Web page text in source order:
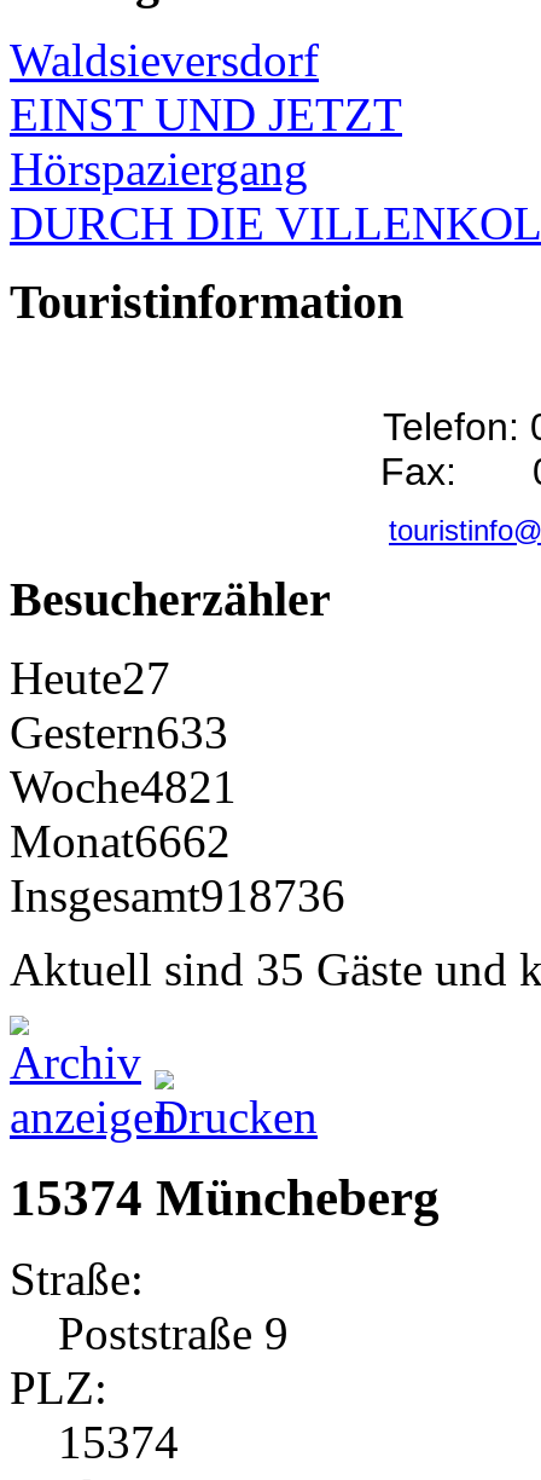
Waldsieversdorf
EINST UND JETZT
Hörspaziergang
DURCH DIE
Touristinformation
Telefon:
Fax:
Besucherzähler
Heute27
Gestern633
Woche4821
Monat6662
Insgesamt918736
Aktuell sind 35 Gäste und
15374 Müncheberg
Straße:
Poststraße 9
PLZ:
15374